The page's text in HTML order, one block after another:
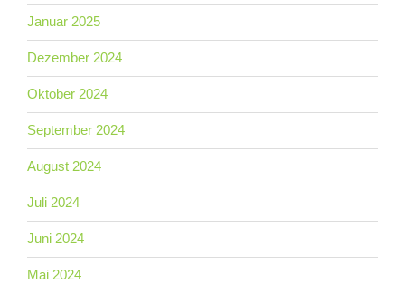
Januar 2025
Dezember 2024
Oktober 2024
September 2024
August 2024
Juli 2024
Juni 2024
Mai 2024